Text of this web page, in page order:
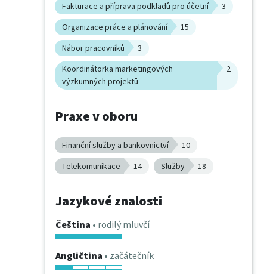
Fakturace a příprava podkladů pro účetní
3
Organizace práce a plánování
15
Nábor pracovníků
3
Koordinátorka marketingových
výzkumných projektů
2
Praxe v oboru
Finanční služby a bankovnictví
10
Telekomunikace
14 Služby 18
Jazykové znalosti
Čeština • rodilý mluvčí
Angličtina • začátečník